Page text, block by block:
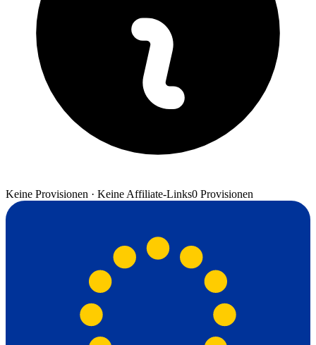
Keine Provisionen · Keine Affiliate-Links0 Provisionen